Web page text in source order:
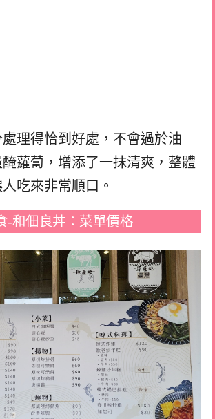
理得恰到好處，不會過於油
蘿蔔，增添了一抹清爽，整體
吃來非常順口。
-和佃良丼：菜單價格